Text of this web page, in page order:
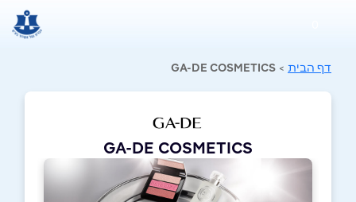
דף הבית >
GA-DE COSMETICS
GA-DE COSMETICS